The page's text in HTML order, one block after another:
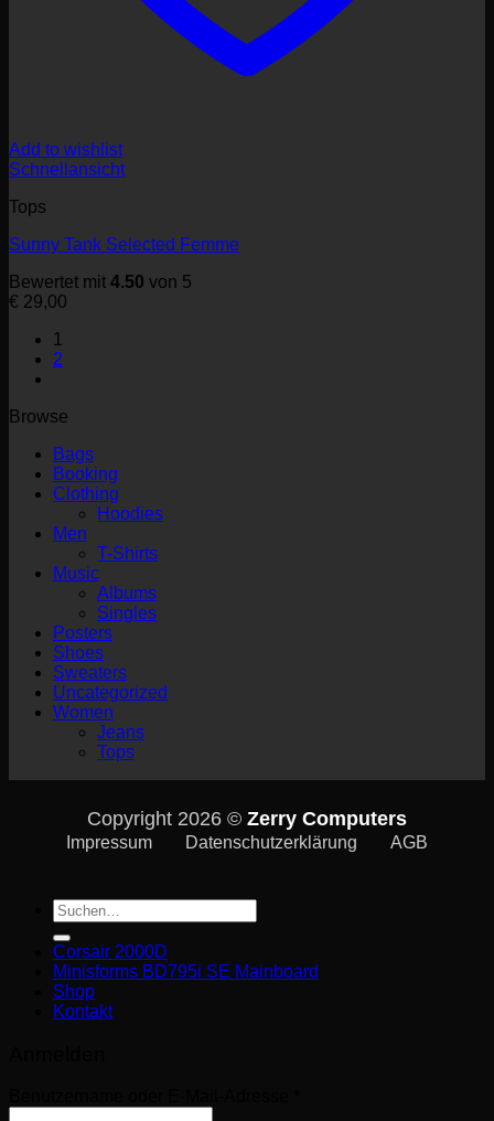
Add to wishlist
Schnellansicht
Tops
Sunny Tank Selected Femme
Bewertet mit 4.50 von 5
€ 29,00
1
2
Browse
Bags
Booking
Clothing
Hoodies
Men
T-Shirts
Music
Albums
Singles
Posters
Shoes
Sweaters
Uncategorized
Women
Jeans
Tops
Copyright 2026 © Zerry Computers
Impressum Datenschutzerklärung AGB
Suche
nach:
Corsair 2000D
Minisforms BD795i SE Mainboard
Shop
Kontakt